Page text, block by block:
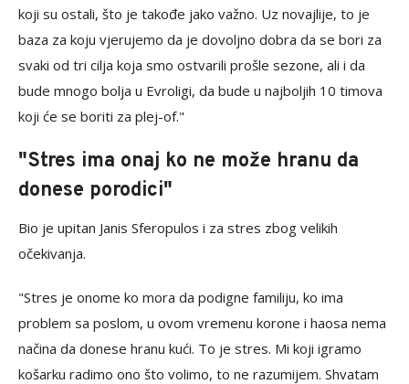
koji su ostali, što je takođe jako važno. Uz novajlije, to je
baza za koju vjerujemo da je dovoljno dobra da se bori za
svaki od tri cilja koja smo ostvarili prošle sezone, ali i da
bude mnogo bolja u Evroligi, da bude u najboljih 10 timova
koji će se boriti za plej-of."
"Stres ima onaj ko ne može hranu da
donese porodici"
Bio je upitan Janis Sferopulos i za stres zbog velikih
očekivanja.
"Stres je onome ko mora da podigne familiju, ko ima
problem sa poslom, u ovom vremenu korone i haosa nema
načina da donese hranu kući. To je stres. Mi koji igramo
košarku radimo ono što volimo, to ne razumijem. Shvatam